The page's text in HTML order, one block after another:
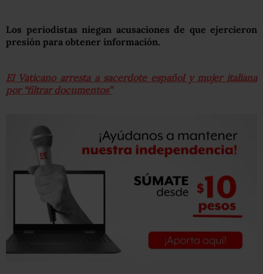
Los periodistas niegan acusaciones de que ejercieron
presión para obtener información.
El Vaticano arresta a sacerdote español y mujer italiana
por “filtrar documentos”